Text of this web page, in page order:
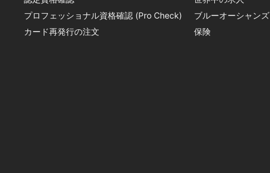
プロフェッショナル資格確認 (Pro Check)
カード再発行の注文
ブルーオーシャンズ
保険